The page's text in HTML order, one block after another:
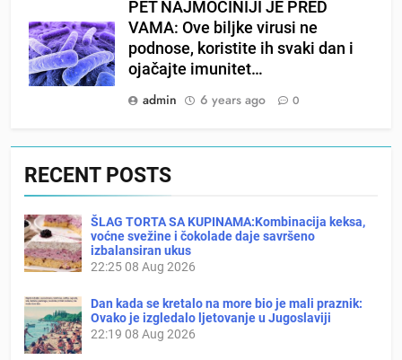
PET NAJMOĆINIJI JE PRED
VAMA: Ove biljke virusi ne
podnose, koristite ih svaki dan i
ojačajte imunitet…
admin
6 years ago 0
RECENT POSTS
ŠLAG TORTA SA KUPINAMA:Kombinacija keksa,
voćne svežine i čokolade daje savršeno
izbalansiran ukus
22:2508 Aug 2026
Dan kada se kretalo na more bio je mali praznik:
Ovako je izgledalo ljetovanje u Jugoslaviji
22:19 08 Aug 2026